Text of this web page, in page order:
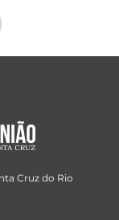
Cruz do Rio